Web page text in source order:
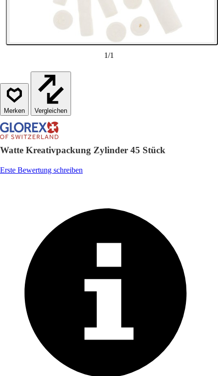
1/1
Vergleichen
Watte Kreativpackung Zylinder 45 Stück
Erste Bewertung schreiben